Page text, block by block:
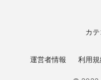
カ
運営者情報 利用